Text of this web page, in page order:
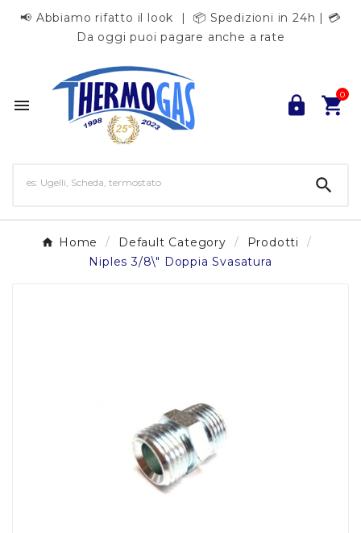
📢 Abbiamo rifatto il look | 📦 Spedizioni in 24h | 💳
Da oggi puoi pagare anche a rate
  
0

Home Default Category
Prodotti
Niples 3/8\" Doppia Svasatura